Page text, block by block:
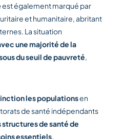
est également marqué par
et humanitaire, abritant
La situation
une majorité de la
du seuil de pauvreté,
les populationsen
de santé indépendants
de santé de
essentiels.